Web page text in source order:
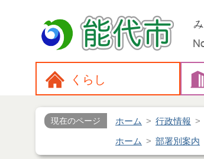
くらし
現在のページ ホーム 行政情報
ホーム 部署別案内